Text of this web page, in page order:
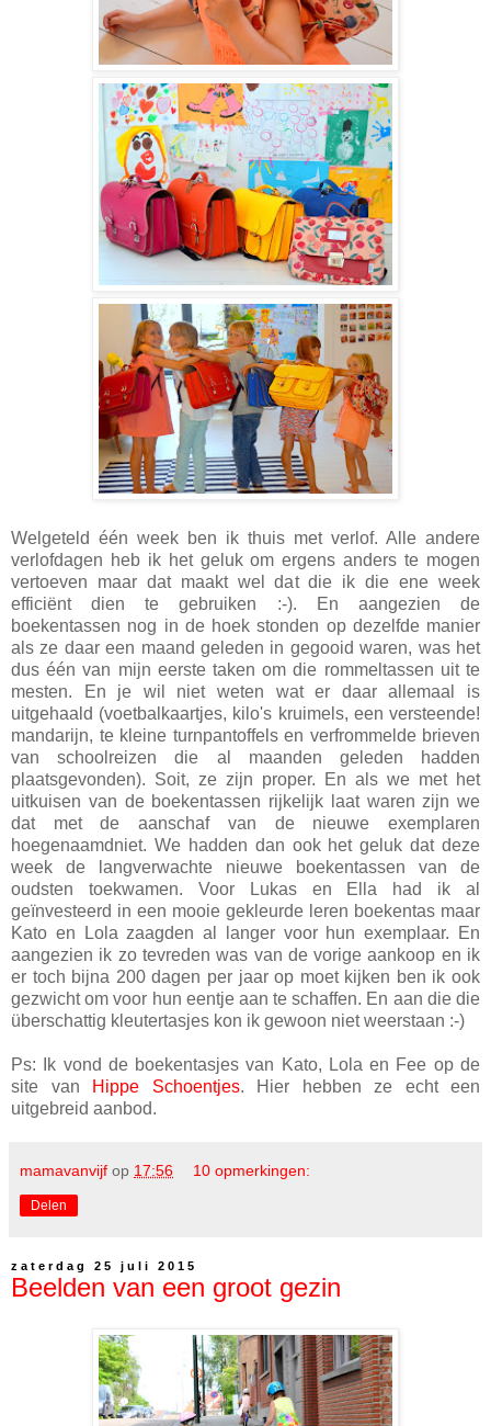
Welgeteld één week ben ik thuis met verlof. Alle andere
verlofdagen heb ik het geluk om ergens anders te mogen
vertoeven maar dat maakt wel dat die ik die ene week
efficiënt dien te gebruiken :-). En aangezien de
boekentassen nog in de hoek stonden op dezelfde manier
als ze daar een maand geleden in gegooid waren, was het
dus één van mijn eerste taken om die rommeltassen uit te
mesten. En je wil niet weten wat er daar allemaal is
uitgehaald (voetbalkaartjes, kilo's kruimels, een versteende!
mandarijn, te kleine turnpantoffels en verfrommelde brieven
van schoolreizen die al maanden geleden hadden
plaatsgevonden). Soit, ze zijn proper. En als we met het
uitkuisen van de boekentassen rijkelijk laat waren zijn we
dat met de aanschaf van de nieuwe exemplaren
hoegenaamdniet. We hadden dan ook het geluk dat deze
week de langverwachte nieuwe boekentassen van de
oudsten toekwamen. Voor Lukas en Ella had ik al
geïnvesteerd in een mooie gekleurde leren boekentas maar
Kato en Lola zaagden al langer voor hun exemplaar. En
aangezien ik zo tevreden was van de vorige aankoop en ik
er toch bijna 200 dagen per jaar op moet kijken ben ik ook
gezwicht om voor hun eentje aan te schaffen. En aan die die
überschattig kleutertasjes kon ik gewoon niet weerstaan :-)
Ps: Ik vond de boekentasjes van Kato, Lola en Fee op de
site van
Hippe Schoentjes. Hier hebben ze echt een
uitgebreid aanbod.
mamavanvijf op 17:56 10 opmerkingen:
Delen
zaterdag 25 juli 2015
Beelden van een groot gezin